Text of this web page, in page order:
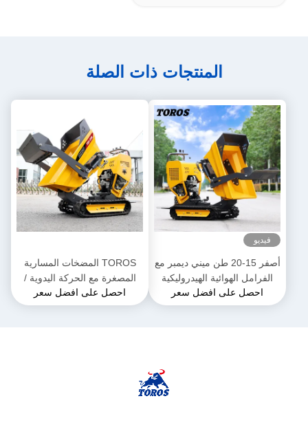
المنتجات ذات الصلة
فيديو
أصفر 15-20 طن ميني ديمبر مع
الفرامل الهوائية الهيدروليكية
احصل على افضل سعر
TOROS المضخات المسارية
المصغرة مع الحركة اليدوية /
التلقائية
احصل على افضل سعر